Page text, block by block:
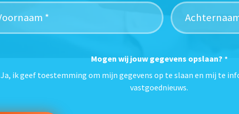
Mogen wij jouw gegevens opslaan? *
Ja, ik geef toestemming om mijn gegevens op te slaan en mij te
vastgoednieuws.